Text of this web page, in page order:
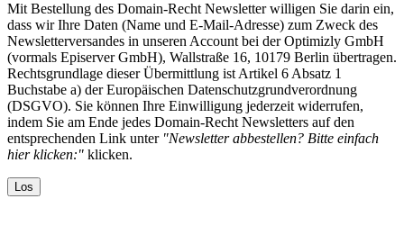
Mit Bestellung des Domain-Recht Newsletter willigen Sie darin ein,
dass wir Ihre Daten (Name und E-Mail-Adresse) zum Zweck des
Newsletterversandes in unseren Account bei der Optimizly GmbH
(vormals Episerver GmbH), Wallstraße 16, 10179 Berlin übertragen.
Rechtsgrundlage dieser Übermittlung ist Artikel 6 Absatz 1
Buchstabe a) der Europäischen Datenschutzgrundverordnung
(DSGVO). Sie können Ihre Einwilligung jederzeit widerrufen,
indem Sie am Ende jedes Domain-Recht Newsletters auf den
entsprechenden Link unter "Newsletter abbestellen? Bitte einfach
hier klicken:" klicken.